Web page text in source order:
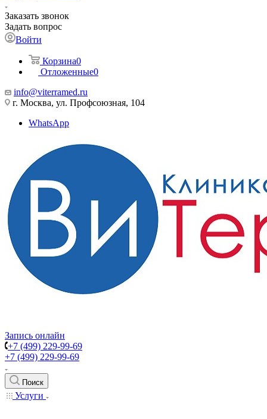
Заказать звонок
Задать вопрос
Войти
Корзина0
Отложенные0
info@viterramed.ru
г. Москва, ул. Профсоюзная, 104
WhatsApp
Запись онлайн
+7 (499) 229-99-69
+7 (499) 229-99-69
Поиск
Услуги